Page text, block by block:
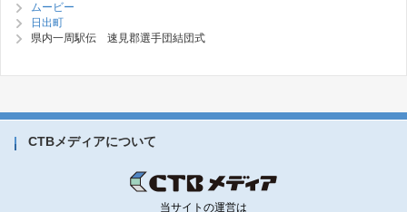
ムービー
日出町
県内一周駅伝 速見郡選手団結団式
CTBメディアについて
当サイトの運営は